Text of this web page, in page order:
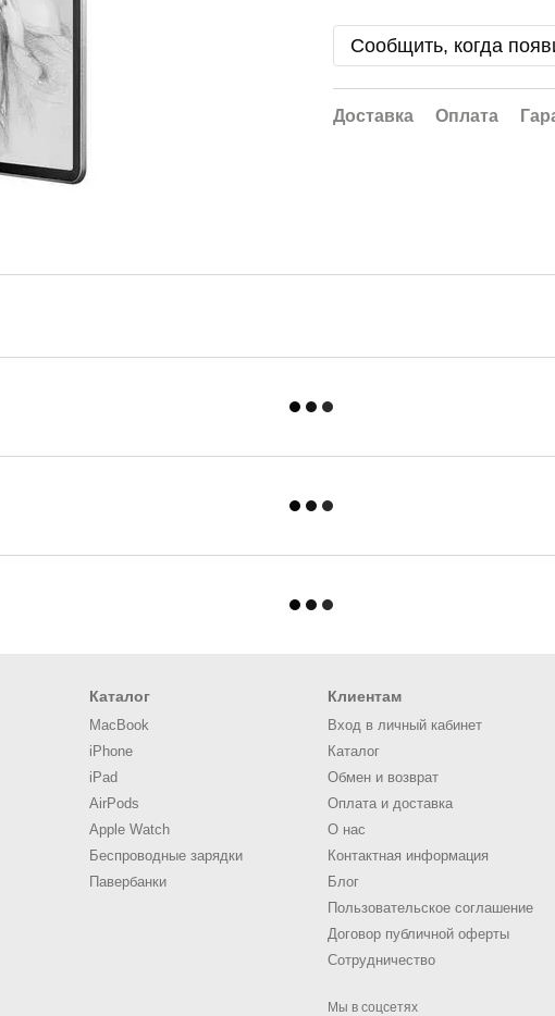
Сообщить, когда
Доставка Оплата
Каталог
MacBook
iPhone
iPad
AirPods
Apple Watch
Беспроводные зарядки
Павербанки
Клиентам
Вход в личный кабинет
Каталог
Обмен и возврат
Оплата и доставка
О нас
Контактная информация
Блог
Пользовательское соглашение
Договор публичной оферты
Сотрудничество
Мы в соцсетях